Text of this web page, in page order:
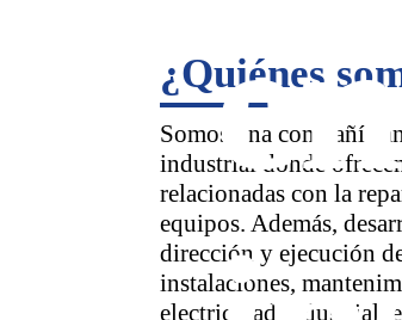
¿Quiénes
Somos una compañía
industrial donde
relacionadas con la
equipos. Además,
dirección y ejecución
instalaciones,
electricidad industrial,